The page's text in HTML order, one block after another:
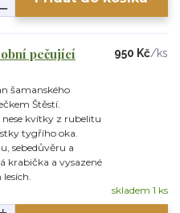
pečující
šamanského
Štěstí.
kvítky z rubelitu
tygřího oka.
sebedůvěru a
krabička a vysazené
950 Kč/ks
skladem 1 ks